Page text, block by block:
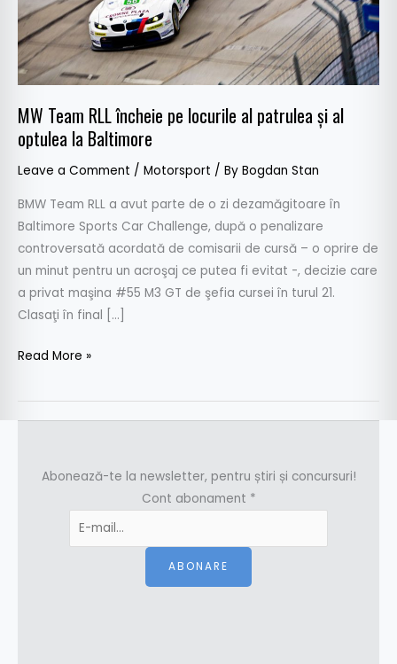
MW Team RLL încheie pe locurile al patrulea şi al
optulea la Baltimore
Leave a Comment / Motorsport / By Bogdan Stan
BMW Team RLL a avut parte de o zi dezamăgitoare în
Baltimore Sports Car Challenge, după o penalizare
controversată acordată de comisarii de cursă – o oprire de
un minut pentru un acroşaj ce putea fi evitat -, decizie care
a privat maşina #55 M3 GT de şefia cursei în turul 21.
Clasaţi în final […]
patrulea
şi
al
optulea
Baltimore
Read More »
Abonează-te la newsletter, pentru știri și concursuri!
Cont abonament *
ABONARE